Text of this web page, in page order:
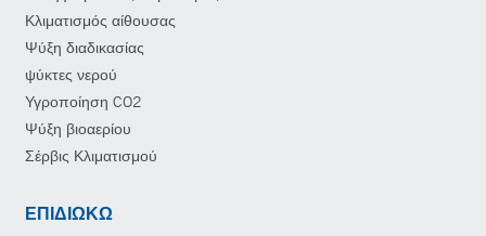
Κλιματισμός αίθουσας
Ψύξη διαδικασίας
ψύκτες νερού
Υγροποίηση CO2
Ψύξη βιοαερίου
Σέρβις Κλιματισμού
ΕΠΙΔΙΏΚΩ